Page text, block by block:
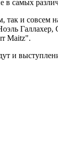
самых
так и
Галлахер,
Maitz".
и